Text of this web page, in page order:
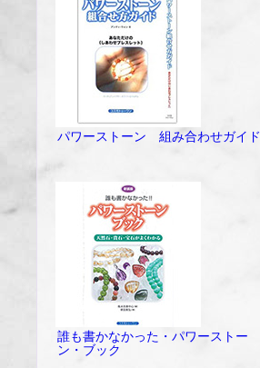
パワーストーン 組み合わせガイド
誰も書かなかった・パワーストー
ン・ブック